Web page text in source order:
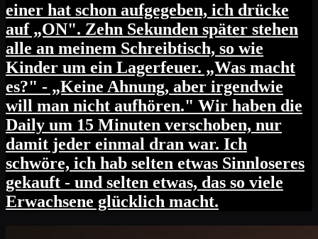
einer hat schon aufgegeben, ich drücke
auf „ON". Zehn Sekunden später stehen
alle an meinem Schreibtisch, so wie
Kinder um ein Lagerfeuer. „Was macht
es?" - „Keine Ahnung, aber irgendwie
will man nicht aufhören." Wir haben die
Daily um 15 Minuten verschoben, nur
damit jeder einmal dran war. Ich
schwöre, ich hab selten etwas Sinnloseres
gekauft - und selten etwas, das so viele
Erwachsene glücklich macht.